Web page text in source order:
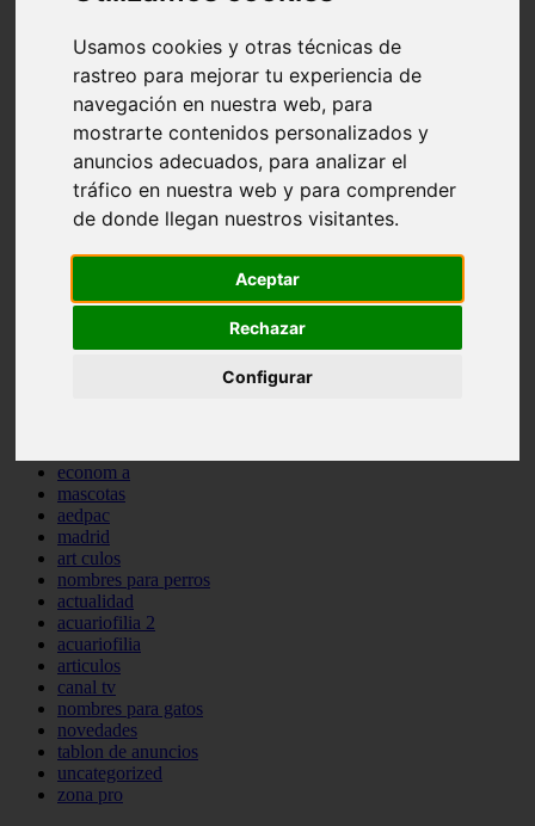
Usamos cookies y otras técnicas de
rastreo para mejorar tu experiencia de
navegación en nuestra web, para
mostrarte contenidos personalizados y
anuncios adecuados, para analizar el
tráfico en nuestra web y para comprender
de donde llegan nuestros visitantes.
Aceptar
Rechazar
Configurar
protagonistas
abandono
adopci n
ferias
snacks
acuario
iberzoo propet
estanques
conejos
navidad
econom a
mascotas
aedpac
madrid
art culos
nombres para perros
actualidad
acuariofilia 2
acuariofilia
articulos
canal tv
nombres para gatos
novedades
tablon de anuncios
uncategorized
zona pro